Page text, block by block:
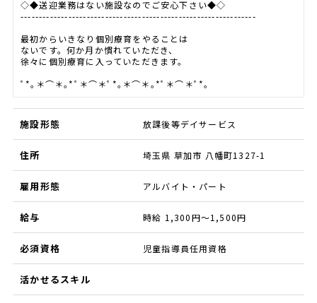
◇◆送迎業務はない施設なのでご安心下さい◆◇
----------------------------------------------------------------
最初からいきなり個別療育をやることは
ないです。何か月か慣れていただき、
徐々に個別療育に入っていただきます。
ﾟ*｡＊⌒＊｡*ﾟ＊⌒＊ﾟ*｡＊⌒＊｡*ﾟ＊⌒＊ﾟ*｡
施設形態 放課後等デイサービス
住所 埼玉県 草加市 八幡町1327-1
雇用形態 アルバイト・パート
給与 時給 1,300円～1,500円
必須資格 児童指導員任用資格
活かせるスキル